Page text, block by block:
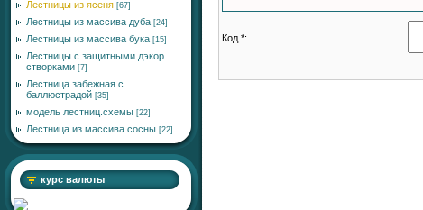
Лестницы из ясеня [67]
Лестницы из массива дуба [24]
Лестницы из массива бука [15]
Лестницы с защитными дэкор
створками [7]
Лестница забежная с
баллюстрадой [35]
модель лестниц.схемы [22]
Лестница из массива сосны [22]
курс валюты
Код *: